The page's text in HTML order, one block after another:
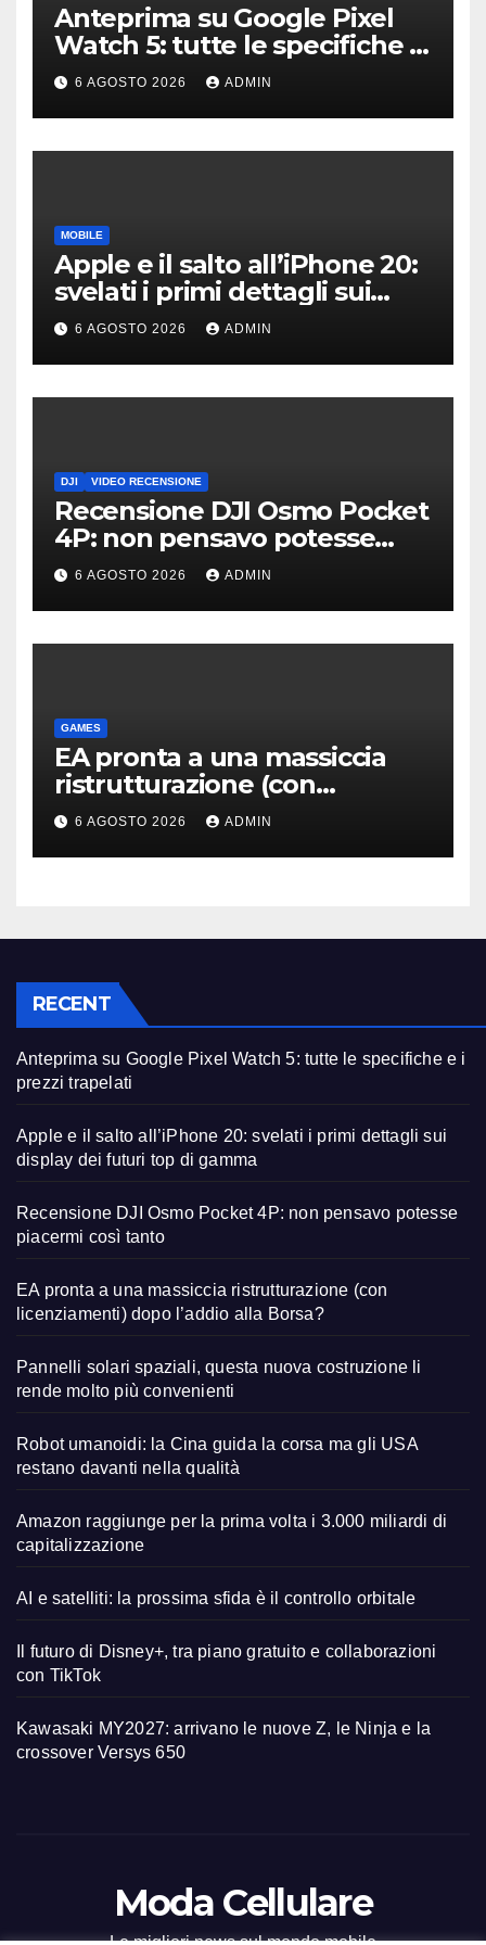
Anteprima su Google Pixel
Watch 5: tutte le specifiche e
i prezzi trapelati
6 AGOSTO 2026 ADMIN
MOBILE
Apple e il salto all’iPhone 20:
svelati i primi dettagli sui
display dei futuri top di
gamma
6 AGOSTO 2026 ADMIN
DJI VIDEO RECENSIONE
Recensione DJI Osmo Pocket
4P: non pensavo potesse
piacermi così tanto
6 AGOSTO 2026 ADMIN
GAMES
EA pronta a una massiccia
ristrutturazione (con
licenziamenti) dopo l’addio
alla Borsa?
6 AGOSTO 2026 ADMIN
RECENT
Anteprima su Google Pixel Watch 5: tutte le specifiche e i
prezzi trapelati
Apple e il salto all’iPhone 20: svelati i primi dettagli sui
display dei futuri top di gamma
Recensione DJI Osmo Pocket 4P: non pensavo potesse
piacermi così tanto
EA pronta a una massiccia ristrutturazione (con
licenziamenti) dopo l’addio alla Borsa?
Pannelli solari spaziali, questa nuova costruzione li
rende molto più convenienti
Robot umanoidi: la Cina guida la corsa ma gli USA
restano davanti nella qualità
Amazon raggiunge per la prima volta i 3.000 miliardi di
capitalizzazione
AI e satelliti: la prossima sfida è il controllo orbitale
Il futuro di Disney+, tra piano gratuito e collaborazioni
con TikTok
Kawasaki MY2027: arrivano le nuove Z, le Ninja e la
crossover Versys 650
Moda Cellulare